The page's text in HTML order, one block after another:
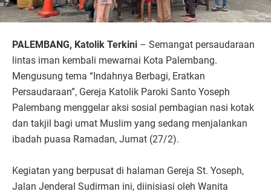
PALEMBANG, Katolik Terkini – Semangat persaudaraan
lintas iman kembali mewarnai Kota Palembang.
Mengusung tema “Indahnya Berbagi, Eratkan
Persaudaraan”, Gereja Katolik Paroki Santo Yoseph
Palembang menggelar aksi sosial pembagian nasi kotak
dan takjil bagi umat Muslim yang sedang menjalankan
ibadah puasa Ramadan, Jumat (27/2).
Kegiatan yang berpusat di halaman Gereja St. Yoseph,
Jalan Jenderal Sudirman ini, diinisiasi oleh Wanita